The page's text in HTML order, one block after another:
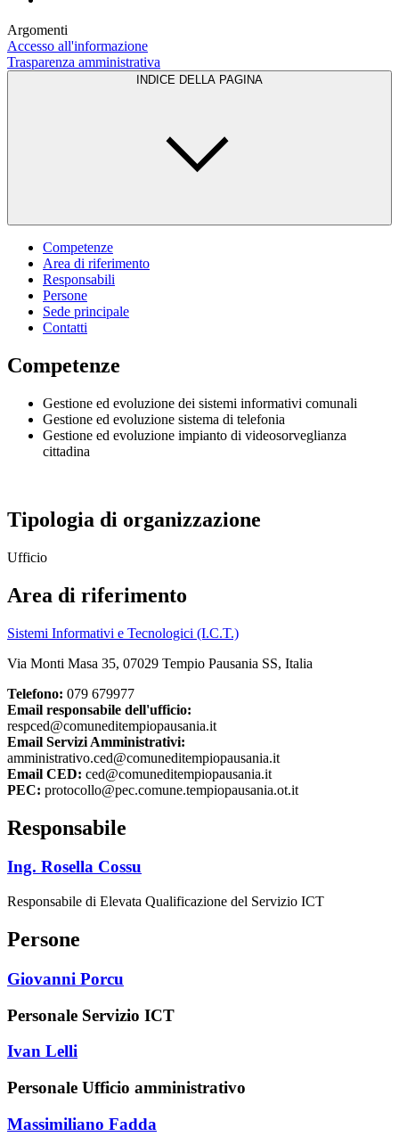
Argomenti
Accesso all'informazione
Trasparenza amministrativa
INDICE DELLA PAGINA
Competenze
Area di riferimento
Responsabili
Persone
Sede principale
Contatti
Competenze
Gestione ed evoluzione dei sistemi informativi comunali
Gestione ed evoluzione sistema di telefonia
Gestione ed evoluzione impianto di videosorveglianza
cittadina
Tipologia di organizzazione
Ufficio
Area di riferimento
Sistemi Informativi e Tecnologici (I.C.T.)
Via Monti Masa 35, 07029 Tempio Pausania SS, Italia
Telefono: 079 679977
Email responsabile dell'ufficio:
respced@comuneditempiopausania.it
Email Servizi Amministrativi:
amministrativo.ced@comuneditempiopausania.it
Email CED: ced@comuneditempiopausania.it
PEC: protocollo@pec.comune.tempiopausania.ot.it
Responsabile
Ing. Rosella Cossu
Responsabile di Elevata Qualificazione del Servizio ICT
Persone
Giovanni Porcu
Personale Servizio ICT
Ivan Lelli
Personale Ufficio amministrativo
Massimiliano Fadda